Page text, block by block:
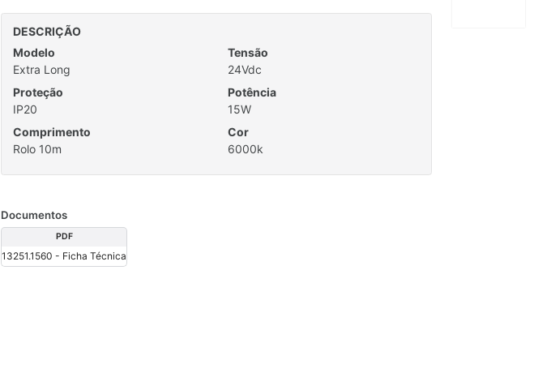
DESCRIÇÃO
Modelo
Extra Long
Tensão
24Vdc
Proteção
IP20
Potência
15W
Comprimento
Rolo 10m
Cor
6000k
Documentos
PDF
13251.1560 - Ficha Técnica